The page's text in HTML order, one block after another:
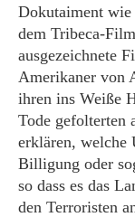
Dokutaiment
dem Tribeca-
ausgezeichnete
Amerikaner von
ihren ins Weiße
Tode gefolterten
erklären, welche
Billigung oder
so dass es das
den Terroristen